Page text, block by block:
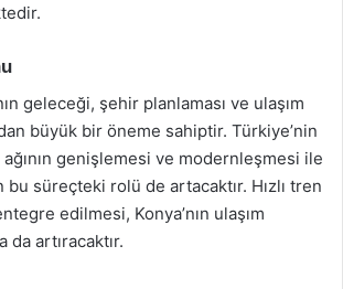
geleceği, şehir planlaması ve ulaşım
büyük bir öneme sahiptir. Türkiye’nin
genişlemesi ve modernleşmesi ile
bu süreçteki rolü de artacaktır. Hızlı tren
edilmesi, Konya’nın ulaşım
artıracaktır.